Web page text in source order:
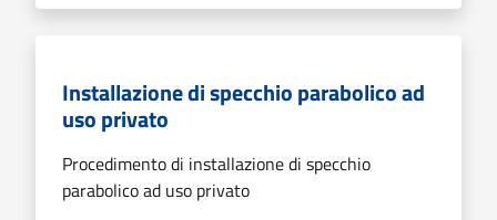
Installazione di specchio parabolico ad
uso privato
Procedimento di installazione di specchio
parabolico ad uso privato